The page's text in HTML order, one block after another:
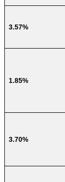
3.57%
1.85%
3.70%